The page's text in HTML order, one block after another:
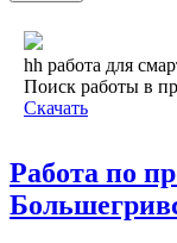
hh работа для
Поиск работы в
Скачать
Работа по